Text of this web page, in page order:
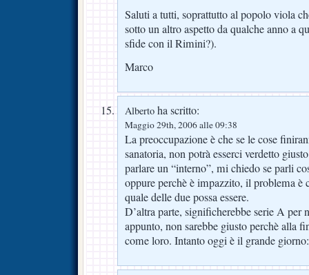
Saluti a tutti, soprattutto al popolo viola
sotto un altro aspetto da qualche anno a
sfide con il Rimini?).
Marco
Alberto ha scritto:
Maggio 29th, 2006 alle 09:38
La preoccupazione è che se le cose
sanatoria, non potrà esserci verdetto
parlare un “interno”, mi chiedo se parli
oppure perchè è impazzito, il problema è
quale delle due possa essere.
D’altra parte, significherebbe serie A per
appunto, non sarebbe giusto perchè alla
come loro. Intanto oggi è il grande